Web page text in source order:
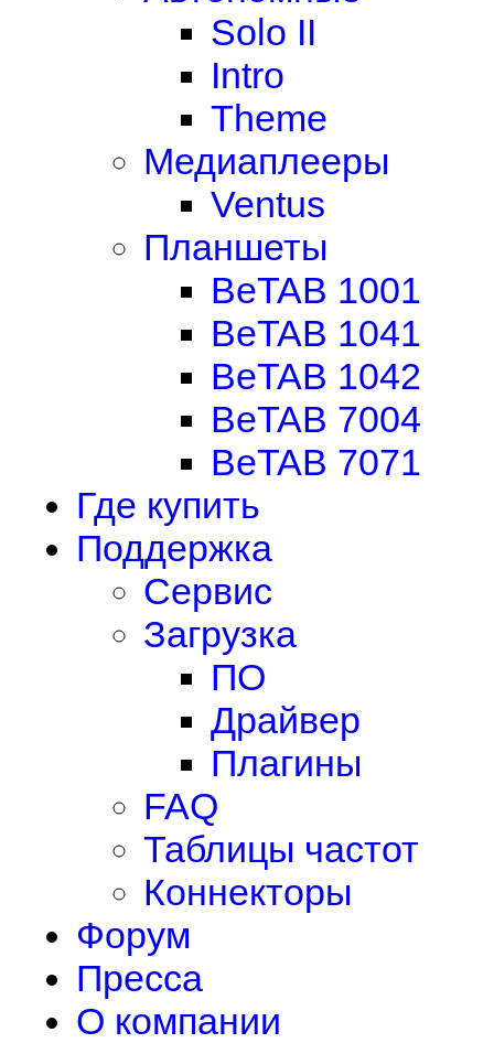
Solo II
Intro
Theme
Медиаплееры
Ventus
Планшеты
BeTAB 1001
BeTAB 1041
BeTAB 1042
BeTAB 7004
BeTAB 7071
Где купить
Поддержка
Сервис
Загрузка
ПО
Драйвер
Плагины
FAQ
Таблицы частот
Коннекторы
Форум
Пресса
О компании